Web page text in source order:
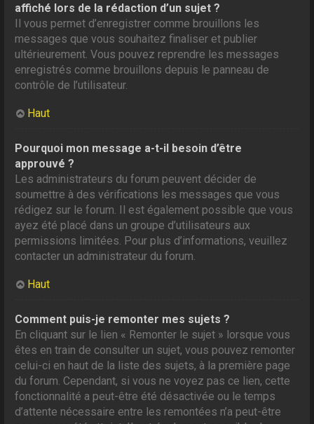
affiché lors de la rédaction d’un sujet ?
Il vous permet d’enregistrer comme brouillons les
messages que vous souhaitez finaliser et publier
ultérieurement. Vous pouvez reprendre les messages
enregistrés comme brouillons depuis le panneau de
contrôle de l’utilisateur.
Haut
Pourquoi mon message a-t-il besoin d’être
approuvé ?
Les administrateurs du forum peuvent décider de
soumettre à des vérifications les messages que vous
rédigez sur le forum. Il est également possible que vous
ayez été placé dans un groupe d’utilisateurs aux
permissions limitées. Pour plus d’informations, veuillez
contacter un administrateur du forum.
Haut
Comment puis-je remonter mes sujets ?
En cliquant sur le lien « Remonter le sujet » lorsque vous
êtes en train de consulter un sujet, vous pouvez remonter
celui-ci en haut de la liste des sujets, à la première page
du forum. Cependant, si vous ne voyez pas ce lien, cette
fonctionnalité a peut-être été désactivée ou le temps
d’attente nécessaire entre les remontées n’a peut-être